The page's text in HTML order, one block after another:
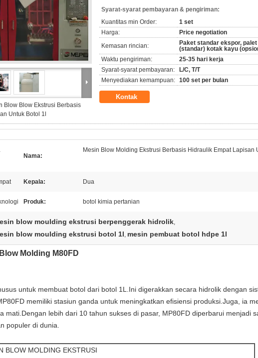
Blow Blow Ekstrusi Berbasis
Untuk Botol 1l
Syarat-syarat pembayaran & pengiriman:
Kuantitas min Order:
1 set
Harga:
Price negotiation
Kemasan rincian:
Paket standar ekspor,
(standar) kotak kayu
Waktu pengiriman:
25-35 hari kerja
Syarat-syarat pembayaran:
L/C, T/T
Menyediakan kemampuan: 100 set per bulan
Kontak
Nama:
Mesin Blow Molding Ekstrusi Berbasis Hidraulik Empat Lapisan
Kepala: Dua
Produk: botol kimia pertanian
blow moulding ekstrusi berpenggerak hidrolik,
blow moulding ekstrusi botol 1l, mesin pembuat botol hdpe 1l
Molding M80FD
untuk membuat botol dari botol 1L.Ini digerakkan secara hidrolik dengan
memiliki stasiun ganda untuk meningkatkan efisiensi produksi.Juga, ia
mati.Dengan lebih dari 10 tahun sukses di pasar, MP80FD diperbarui menjadi
populer di dunia.
BLOW MOLDING EKSTRUSI